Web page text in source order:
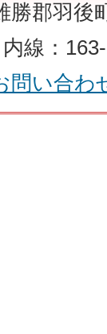
勝郡羽後
線：
問い合わ